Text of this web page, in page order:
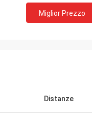
Miglior Prezzo
Distanze